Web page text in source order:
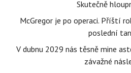
Skutečně
McGregor je po operaci. Příští
poslední
V dubnu 2029 nás těsně mine
závažné